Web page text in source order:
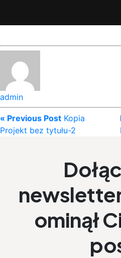
admin
« Previous Post Kopia
Projekt bez tytułu-2
ominął